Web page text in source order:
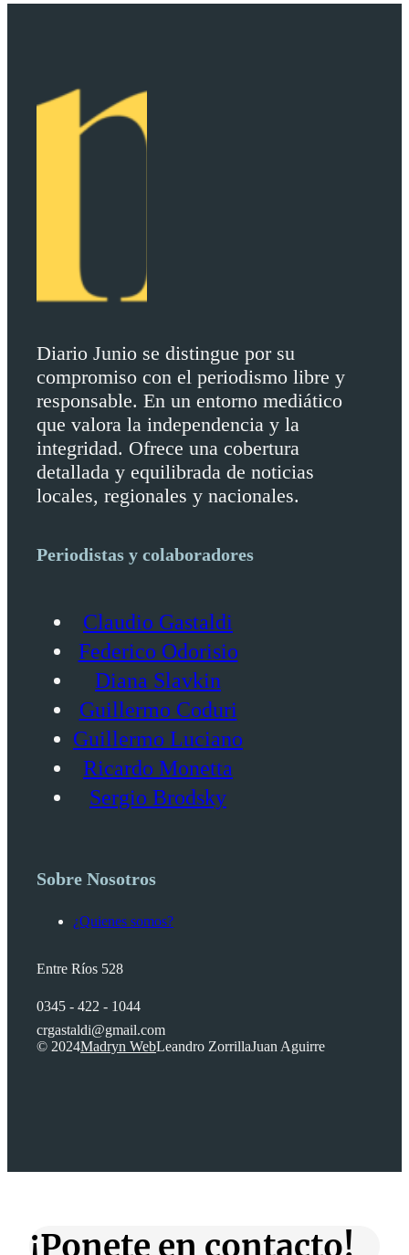
Diario Junio se distingue por su
compromiso con el periodismo libre y
responsable. En un entorno mediático
que valora la independencia y la
integridad. Ofrece una cobertura
detallada y equilibrada de noticias
locales, regionales y nacionales.
Periodistas y colaboradores
Claudio Gastaldi
Federico Odorisio
Diana Slavkin
Guillermo Coduri
Guillermo Luciano
Ricardo Monetta
Sergio Brodsky
Sobre Nosotros
¿Quienes somos?
Entre Ríos 528
0345 - 422 - 1044
crgastaldi@gmail.com
© 2024Madryn WebLeandro ZorrillaJuan Aguirre
¡Ponete en contacto!